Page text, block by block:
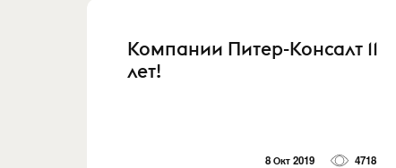
Компании Питер-Консалт 11
лет!
8 Окт 2019 4718